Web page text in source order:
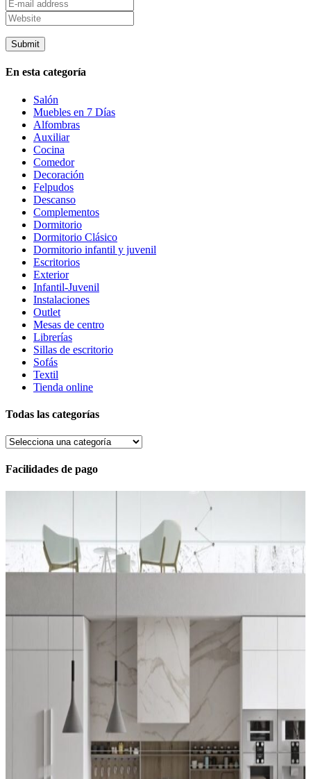
En esta categoría
Salón
Muebles en 7 Días
Alfombras
Auxiliar
Cocina
Comedor
Decoración
Felpudos
Descanso
Complementos
Dormitorio
Dormitorio Clásico
Dormitorio infantil y juvenil
Escritorios
Exterior
Infantil-Juvenil
Instalaciones
Outlet
Mesas de centro
Librerías
Sillas de escritorio
Sofás
Textil
Tienda online
Todas las categorías
Facilidades de pago